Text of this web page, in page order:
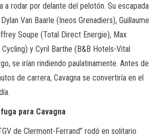
a rodar por delante del pelotón. Su escapada
Van Baarle (Ineos Grenadiers), Guillaume
Soupe (Total Direct Energie), Max
y Cyril Barthe (B&B Hotels-Vital
se irían rindiendo paulatinamente. Antes de
de carrera, Cavagna se convertiría en el
para Cavagna
de Clermont-Ferrand” rodó en solitario